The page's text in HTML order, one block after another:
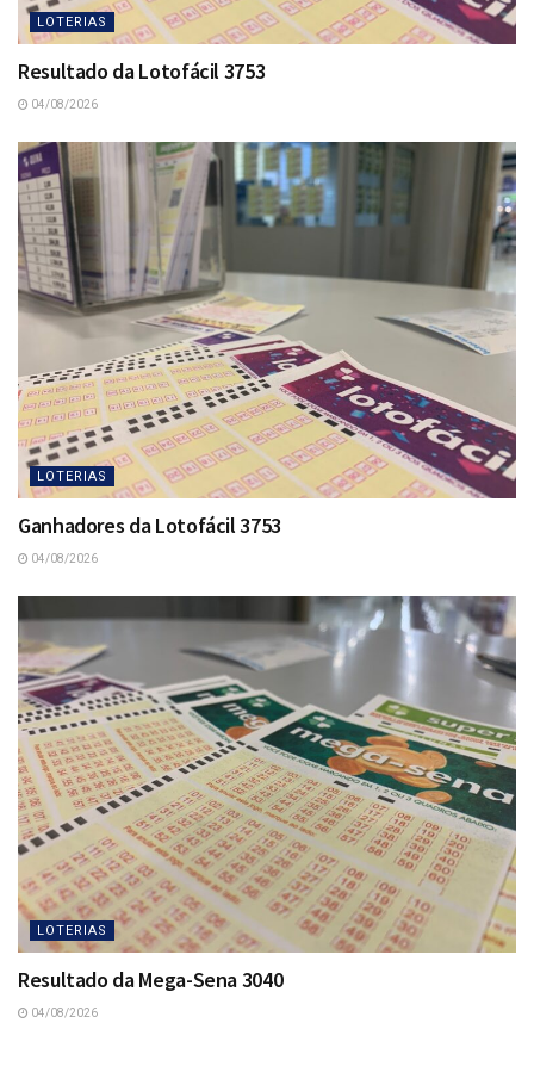
LOTERIAS
Resultado da Lotofácil 3753
04/08/2026
LOTERIAS
Ganhadores da Lotofácil 3753
04/08/2026
LOTERIAS
Resultado da Mega-Sena 3040
04/08/2026